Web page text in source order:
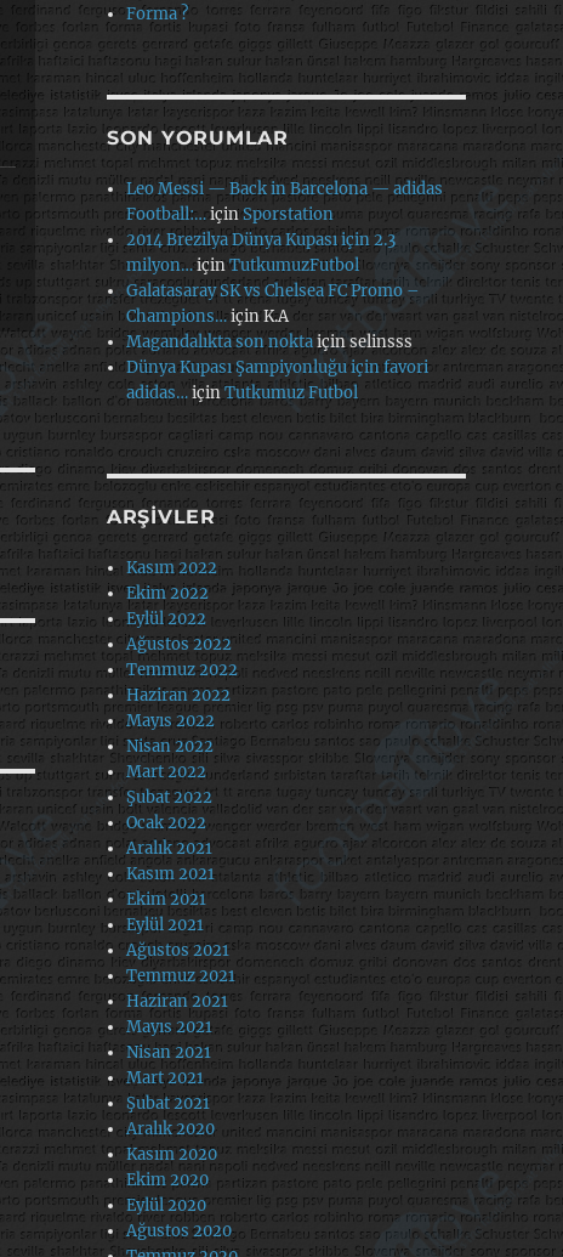
Forma ?
SON YORUMLAR
Leo Messi — Back in Barcelona — adidas
Football:…içinSporstation
2014 Brezilya Dünya Kupası için 2.3
milyon…içinTutkumuzFutbol
Galatasaray SK vs Chelsea FC Promo –
Champions…içinK.A
Magandalıkta son noktaiçinselinsss
Dünya Kupası Şampiyonluğu için favori
adidas…içinTutkumuz Futbol
ARŞIVLER
Kasım 2022
Ekim 2022
Eylül 2022
Ağustos 2022
Temmuz 2022
Haziran 2022
Mayıs 2022
Nisan 2022
Mart 2022
Şubat 2022
Ocak 2022
Aralık 2021
Kasım 2021
Ekim 2021
Eylül 2021
Ağustos 2021
Temmuz 2021
Haziran 2021
Mayıs 2021
Nisan 2021
Mart 2021
Şubat 2021
Aralık 2020
Kasım 2020
Ekim 2020
Eylül 2020
Ağustos 2020